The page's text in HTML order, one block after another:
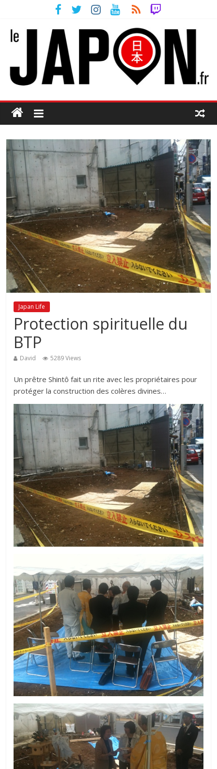
Japan Life
Protection spirituelle du
BTP
David 5289 Views
Un prêtre Shintô fait un rite avec les propriétaires pour
protéger la construction des colères divines…